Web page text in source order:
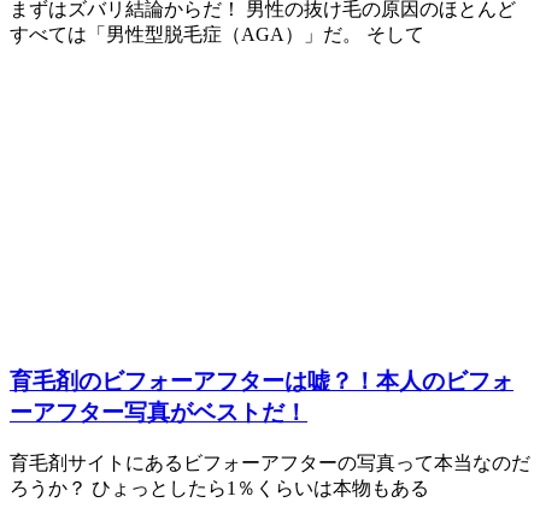
まずはズバリ結論からだ！ 男性の抜け毛の原因のほとんど
すべては「男性型脱毛症（AGA）」だ。 そして
育毛剤のビフォーアフターは嘘？！本人のビフォ
ーアフター写真がベストだ！
育毛剤サイトにあるビフォーアフターの写真って本当なのだ
ろうか？ ひょっとしたら1％くらいは本物もある